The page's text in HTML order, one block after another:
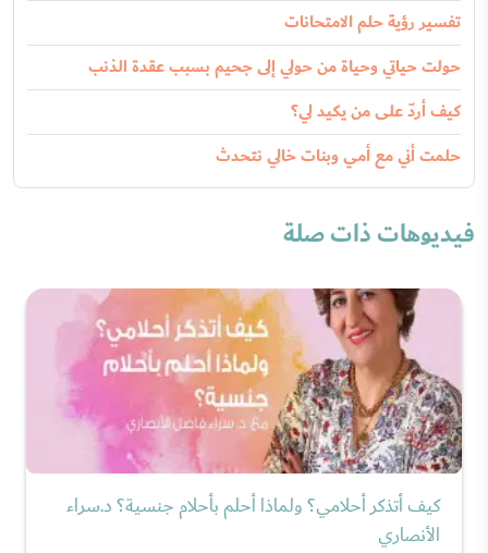
تفسير رؤية حلم الامتحانات
حولت حياتي وحياة من حولي إلى جحيم بسبب عقدة الذنب
كيف أردّ على من يكيد لي؟
حلمت أني مع أمي وبنات خالي نتحدث
فيديوهات ذات صلة
كيف أتذكر أحلامي؟ ولماذا أحلم بأحلام جنسية؟ د.سراء
الأنصاري